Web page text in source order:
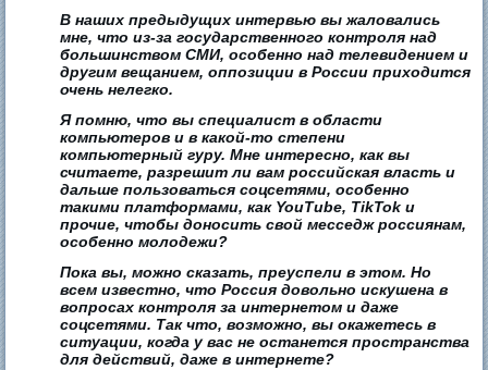
В наших предыдущих интервью вы жаловались
мне, что из-за государственного контроля над
большинством СМИ, особенно над телевидением и
другим вещанием, оппозиции в России приходится
очень нелегко.
Я помню, что вы специалист в области
компьютеров и в какой-то степени
компьютерный гуру. Мне интересно, как вы
считаете, разрешит ли вам российская власть и
дальше пользоваться соцсетями, особенно
такими платформами, как YouTube, TikTok и
прочие, чтобы доносить свой месседж россиянам,
особенно молодежи?
Пока вы, можно сказать, преуспели в этом. Но
всем известно, что Россия довольно искушена в
вопросах контроля за интернетом и даже
соцсетями. Так что, возможно, вы окажетесь в
ситуации, когда у вас не останется пространства
для действий, даже в интернете?